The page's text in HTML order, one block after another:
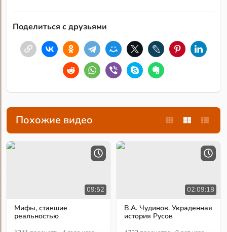
Поделиться с друзьями
Похожие видео
09:52
Мифы, ставшие
реальностью
02:09:18
В.А. Чудинов. Украденная
история Русов